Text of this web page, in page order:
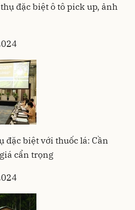
đặc biệt ô tô pick up, ảnh
đặc biệt với thuốc lá: Cần
cẩn trọng